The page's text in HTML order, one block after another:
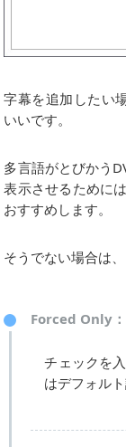
字幕を追加したい
いいです。
多言語がとびかう
表示させるために
おすすめします。
そうでない場合は
Forced Only：
チェックを
はデフォル